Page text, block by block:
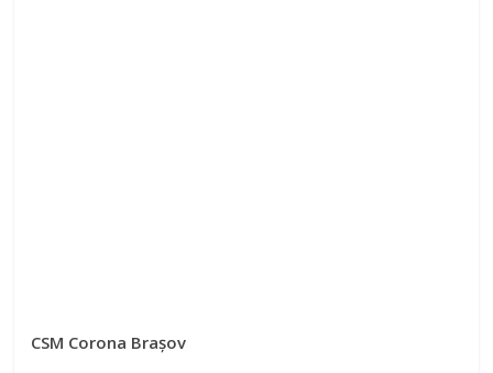
CSM Corona Brașov